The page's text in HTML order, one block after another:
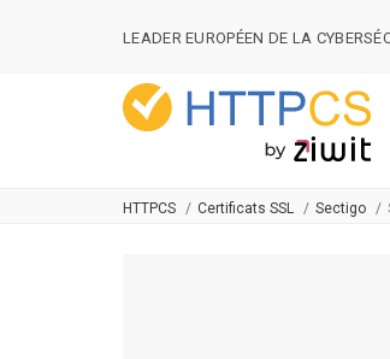
LEADER EUROPÉEN DE LA
HTTPCS Certificats SSL Sectigo